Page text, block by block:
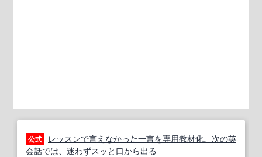
公式
レッスンで言えなかった一言を専用教材化。次の英
会話では、迷わずスッと口から出る